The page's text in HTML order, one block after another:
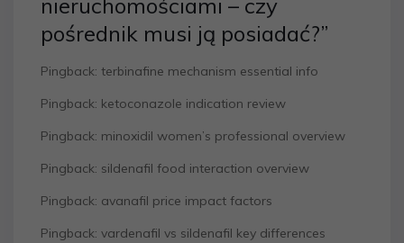
nieruchomościami – czy
pośrednik musi ją posiadać?”
Pingback:terbinafine mechanism essential info
Pingback: ketoconazole indication review
Pingback: minoxidil women’s professional overview
Pingback: sildenafil food interaction overview
Pingback: avanafil price impact factors
Pingback:vardenafil vs sildenafil key differences